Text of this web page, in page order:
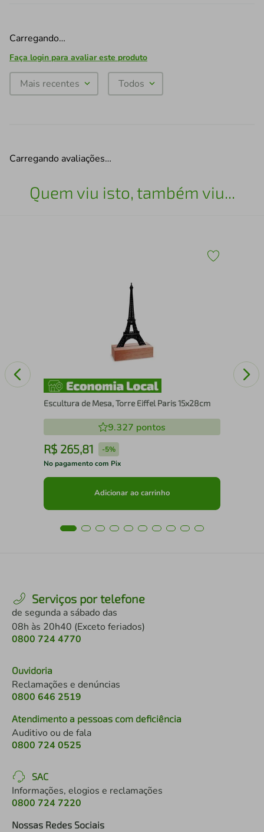
Carregando…
Faça login para avaliar este produto
Mais recentes Todos
Carregando avaliações…
Quem viu isto, também viu...
Escultura de Mesa, Torre Eiffel Paris 15x28cm
9.327 pontos
R$ 265,81 -5%
No pagamento com Pix
Adicionar ao carrinho
Serviços por telefone
de segunda a sábado das
08h às 20h40 (Exceto feriados)
0800 724 4770
Ouvidoria
Reclamações e denúncias
0800 646 2519
Atendimento a pessoas com deficiência
Auditivo ou de fala
0800 724 0525
SAC
Informações, elogios e reclamações
0800 724 7220
Nossas Redes Sociais